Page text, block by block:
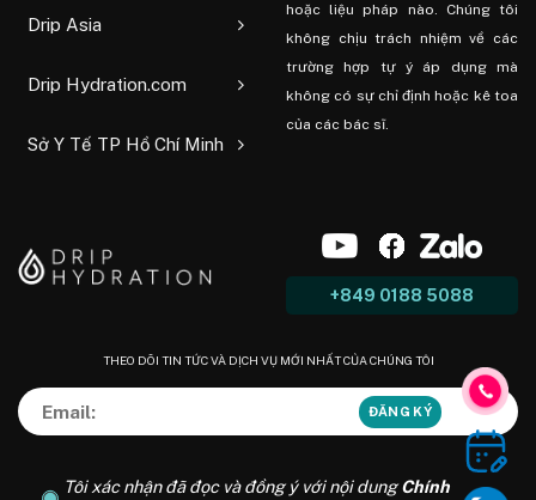
Drip Asia
Drip Hydration.com
Sở Y Tế TP Hồ Chí Minh
hoặc liệu pháp nào. Chúng tôi
không chịu trách nhiệm về các
trường hợp tự ý áp dụng mà
không có sự chỉ định hoặc kê toa
của các bác sĩ.
+849 0188 5088
THEO DÕI TIN TỨC VÀ DỊCH VỤ MỚI NHẤT CỦA CHÚNG TÔI
Tôi xác nhận đã đọc và đồng ý với nội dungChính